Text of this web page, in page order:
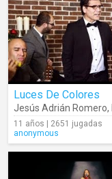
Luces De Colores
Jesús Adrián Romero,
11 años | 2651 jugadas
anonymous